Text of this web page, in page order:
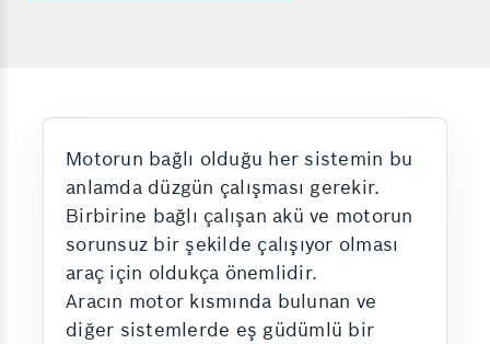
Motorun bağlı olduğu her sistemin bu
anlamda düzgün çalışması gerekir.
Birbirine bağlı çalışan akü ve motorun
sorunsuz bir şekilde çalışıyor olması
araç için oldukça önemlidir.
Aracın motor kısmında bulunan ve
diğer sistemlerde eş güdümlü bir